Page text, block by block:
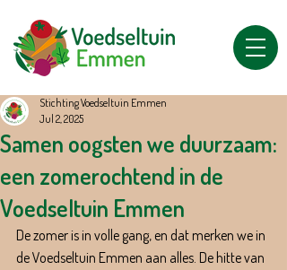
Samen oogsten we duurzaam:
een zomerochtend in de
Voedseltuin Emmen
Stichting Voedseltuin Emmen
Jul 2, 2025
De zomer is in volle gang, en dat merken we in
de Voedseltuin Emmen aan alles. De hitte van